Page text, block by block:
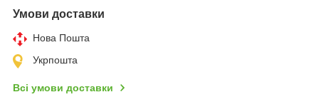
Умови доставки
Нова Пошта
Укрпошта
Всі умови доставки